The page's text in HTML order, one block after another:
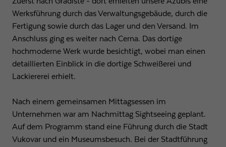
Werksführung durch das Verwaltungsgebäude, durch die
Fertigung sowie durch das Lager und den Versand. Im
Anschluss ging es weiter nach Cerna. Das dortige
hochmoderne Werk wurde besichtigt, wobei man einen
detaillierten Einblick in die dortige Schweißerei und
Lackiererei erhielt.
Nach einem gemeinsamen Mittagsessen im
Unternehmen war am Nachmittag Sightseeing geplant.
Auf dem Programm stand eine Führung durch die Stadt
Vukovar und ein Museumsbesuch. Bei der Stadtführung